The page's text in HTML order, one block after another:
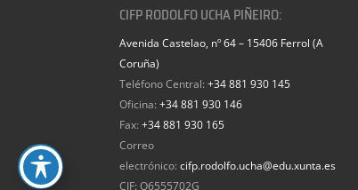
CIFP RODOLFO UCHA PIÑEIRO:
Avenida Castelao, nº 64 – 15406 Ferrol (A
Coruña)
Teléfono Central:+34 881 930 145
Oficina:+34 881 930 146
Fax:+34 881 930 165
Correo
electrónico:cifp.rodolfo.ucha@edu.xunta.es
CIF: Q6555702G